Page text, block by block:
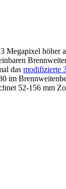
Megapixel
das modifizierte
im
52-156 mm